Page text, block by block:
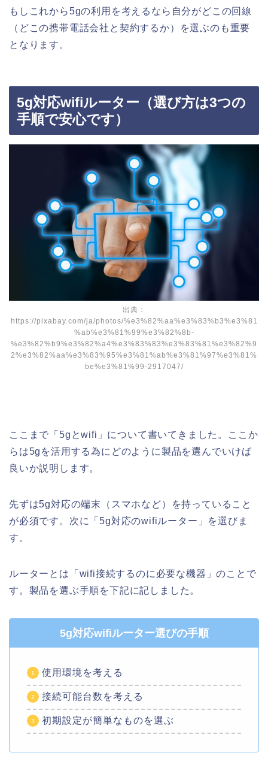
もしこれから5gの利用を考えるなら自分がどこの回線
（どこの携帯電話会社と契約するか）を選ぶのも重要
となります。
5g対応wifiルーター（選び方は3つの
手順で安心です）
出典：
https://pixabay.com/ja/photos/%e3%82%aa%e3%83%b3%e3%81
%ab%e3%81%99%e3%82%8b-
%e3%82%b9%e3%82%a4%e3%83%83%e3%83%81%e3%82%9
2%e3%82%aa%e3%83%95%e3%81%ab%e3%81%97%e3%81%
be%e3%81%99-2917047/
ここまで「5gとwifi」について書いてきました。ここか
らは5gを活用する為にどのように製品を選んでいけば
良いか説明します。
先ずは5g対応の端末（スマホなど）を持っていること
が必須です。次に「5g対応のwifiルーター」を選びま
す。
ルーターとは「wifi接続するのに必要な機器」のことで
す。製品を選ぶ手順を下記に記しました。
5g対応wifiルーター選びの手順
使用環境を考える
接続可能台数を考える
初期設定が簡単なものを選ぶ